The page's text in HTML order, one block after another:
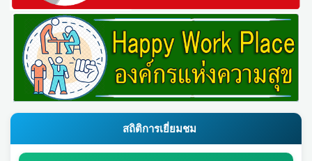
สถิติการเยี่ยมชม